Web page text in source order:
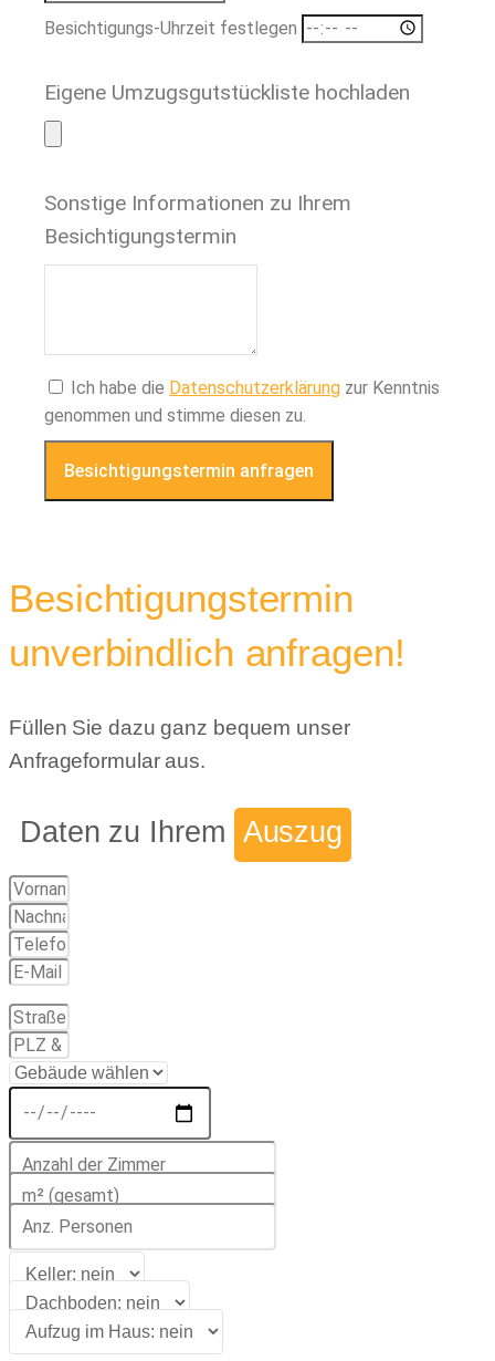
Besichtigungs-Uhrzeit festlegen
Eigene Umzugsgutstückliste hochladen
Sonstige Informationen zu Ihrem
Besichtigungstermin
Ich habe die Datenschutzerklärung zur Kenntnis
genommen und stimme diesen zu.
Besichtigungstermin anfragen
Besichtigungstermin
unverbindlich anfragen!
Füllen Sie dazu ganz bequem unser
Anfrageformular aus.
Daten zu Ihrem Auszug